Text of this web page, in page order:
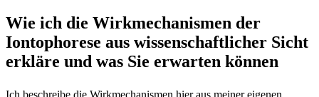
Wie ich die Wirkmechanismen der
Iontophorese⁤ aus wissenschaftlicher Sicht
erkläre und was Sie erwarten können